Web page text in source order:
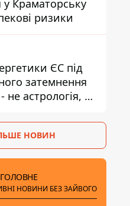
у Краматорську
ризики
ЄС під
затемнення
не астрологія, у
НОВИН
НОВИНИ БЕЗ ЗАЙВОГО